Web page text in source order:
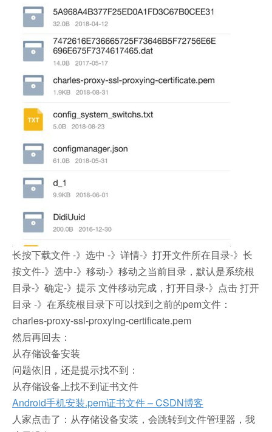
长按下载文件 -》选中 -》详情-》打开文件所在目录-》长
按文件-》选中-》移动-》移动之当前目录，默认是系统根
目录-》确定-》提示 文件移动完成，打开目录-》点击 打开
目录 -》在系统根目录下可以找到之前的pem文件：
charles-proxy-ssl-proxying-certificate.pem
然后再回去：
从存储设备安装
问题依旧，还是提示找不到：
从存储设备上找不到证书文件
Android手机安装.pem证书文件 – CSDN博客
人家点击了：从存储设备安装，会跳转到文件管理器，我